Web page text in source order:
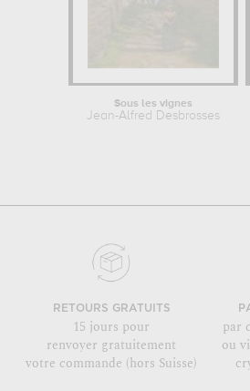
Sous les vignes
Jean-Alfred Desbrosses
RETOURS GRATUITS
15 jours pour
renvoyer gratuitement
votre commande (hors Suisse)
par
ou